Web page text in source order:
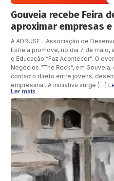
Gouveia recebe Feira
aproximar empresas
A ADRUSE – Associação de
Estrela promove, no dia 7 de maio,
e Educação “Faz Acontecer”. O
Negócios “The Rock”, em
contacto direto entre jovens,
empresarial. A iniciativa surge […]
Ler mais